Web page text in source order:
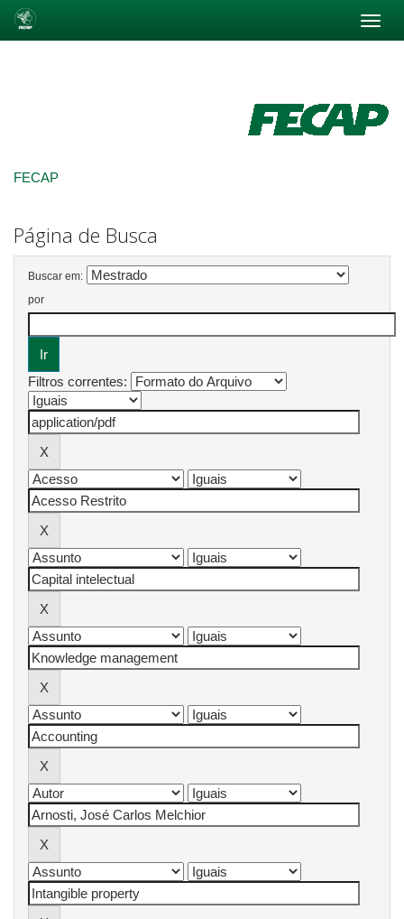
FECAP
Página de Busca
Buscar em:
por
Filtros correntes: